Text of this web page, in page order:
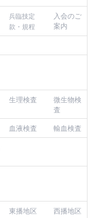
兵臨技定
款・規程
入会のご
案内
生理検査
微生物検
査
血液検査
輸血検査
東播地区 西播地区